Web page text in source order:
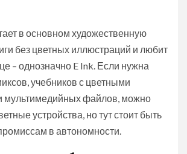
в основном художественную
без цветных иллюстраций и любит
– однозначно E Ink. Если нужна
учебников с цветными
мультимедийных файлов, можно
устройства, но тут стоит быть
в автономности.